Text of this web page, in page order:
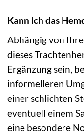
Kann ich das
Abhängig von
dieses
Ergänzung sein,
informelleren
einer schlichten
eventuell einem
eine besondere